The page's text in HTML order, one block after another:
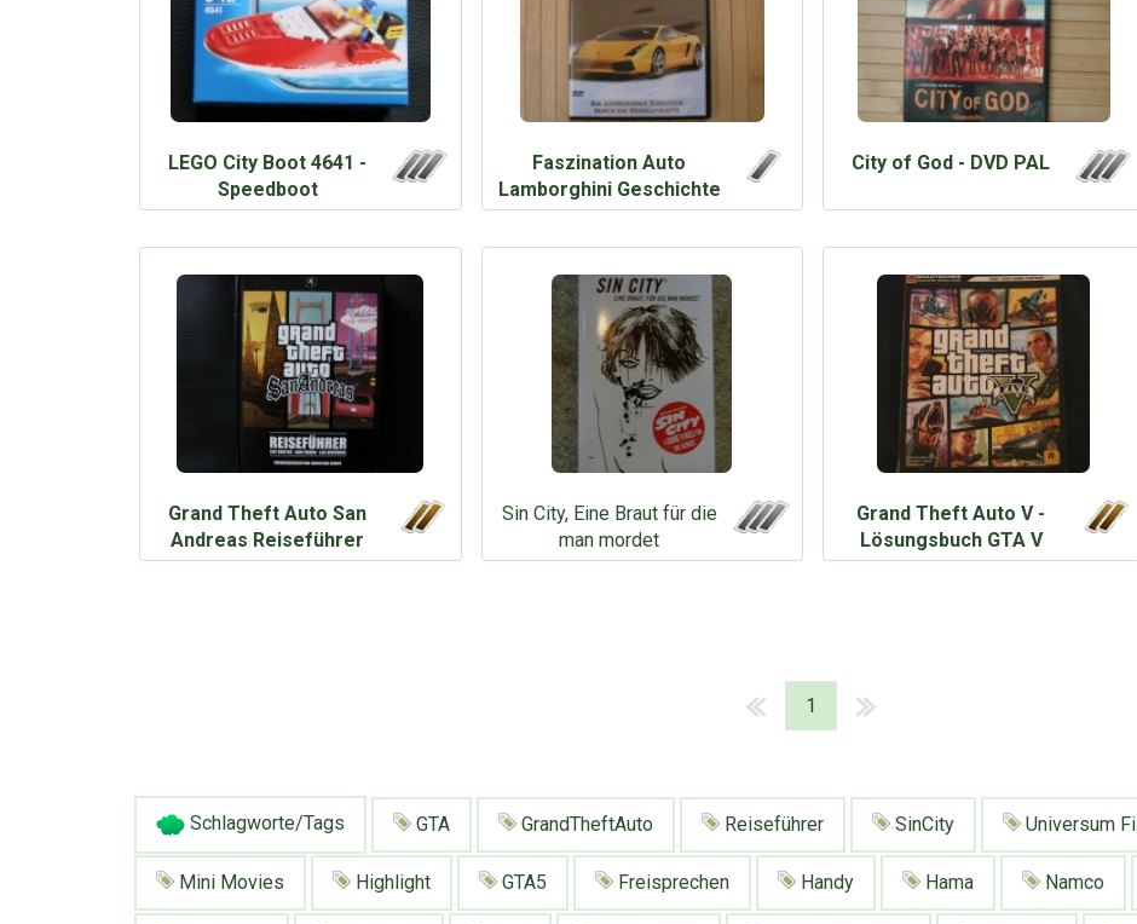
LEGO City Boot 4641 -
Speedboot
Faszination Auto
Lamborghini Geschichte
City of God - DVD PAL
Grand Theft Auto San
Andreas Reiseführer
Sin City, Eine Braut für die
man mordet
Grand Theft Auto V -
Lösungsbuch GTA V
1
Schlagworte/Tags GTA GrandTheftAuto Reiseführer SinCity Universum
Mini Movies Highlight GTA5 Freisprechen Handy Hama Namco